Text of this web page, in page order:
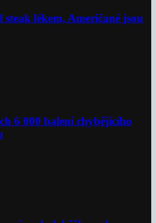
lékem, Američané jsou
6 000 balení chybějícího